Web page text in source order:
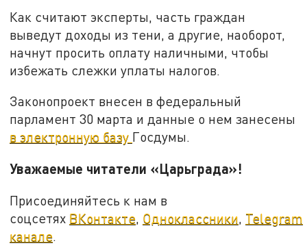
Как считают эксперты, часть граждан
выведут доходы из тени, а другие, наоборот,
начнут просить оплату наличными, чтобы
избежать слежки уплаты налогов.
Законопроект внесен в федеральный
парламент 30 марта и данные о нем занесены
в электронную базу Госдумы.
Уважаемые читатели «Царьграда»!
Присоединяйтесь к нам в
соцсетях ВКонтакте Одноклассники Telegram
канале